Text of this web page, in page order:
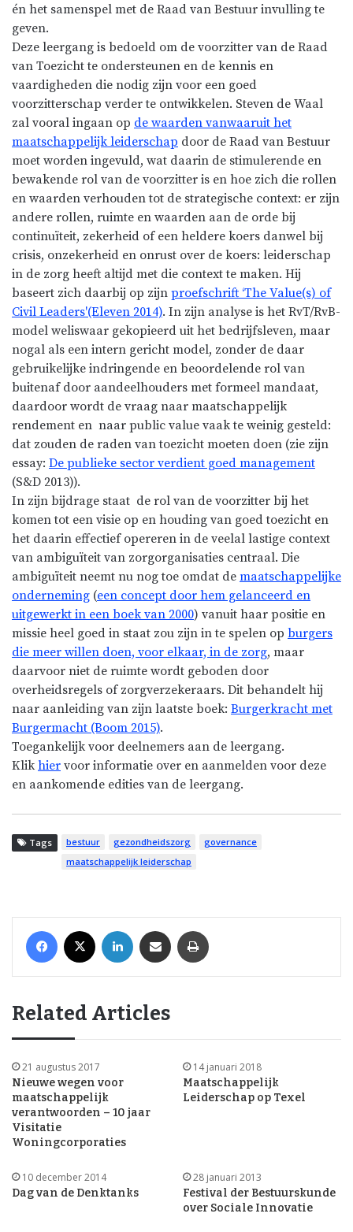
én het samenspel met de Raad van Bestuur invulling te
geven.
Deze leergang is bedoeld om de voorzitter van de Raad
van Toezicht te ondersteunen en de kennis en
vaardigheden die nodig zijn voor een goed
voorzitterschap verder te ontwikkelen. Steven de Waal
zal vooral ingaan op de waarden vanwaaruit het
maatschappelijk leiderschap door de Raad van Bestuur
moet worden ingevuld, wat daarin de stimulerende en
bewakende rol van de voorzitter is en hoe zich die rollen
en waarden verhouden tot de strategische context: er zijn
andere rollen, ruimte en waarden aan de orde bij
continuïteit, zekerheid of een heldere koers danwel bij
crisis, onzekerheid en onrust over de koers: leiderschap
in de zorg heeft altijd met die context te maken. Hij
baseert zich daarbij op zijn proefschrift ‘The Value(s) of
Civil Leaders'(Eleven 2014). In zijn analyse is het RvT/RvB-
model weliswaar gekopieerd uit het bedrijfsleven, maar
nogal als een intern gericht model, zonder de daar
gebruikelijke indringende en beoordelende rol van
buitenaf door aandeelhouders met formeel mandaat,
daardoor wordt de vraag naar maatschappelijk
rendement en naar public value vaak te weinig gesteld:
dat zouden de raden van toezicht moeten doen (zie zijn
essay: De publieke sector verdient goed management
(S&D 2013)).
In zijn bijdrage staat de rol van de voorzitter bij het
komen tot een visie op en houding van goed toezicht en
het daarin effectief opereren in de veelal lastige context
van ambiguïteit van zorgorganisaties centraal. Die
ambiguïteit neemt nu nog toe omdat de maatschappelijke
onderneming (een concept door hem gelanceerd en
uitgewerkt in een boek van 2000) vanuit haar positie en
missie heel goed in staat zou zijn in te spelen op burgers
die meer willen doen, voor elkaar, in de zorg, maar
daarvoor niet de ruimte wordt geboden door
overheidsregels of zorgverzekeraars. Dit behandelt hij
naar aanleiding van zijn laatste boek: Burgerkracht met
Burgermacht (Boom 2015).
Toegankelijk voor deelnemers aan de leergang.
Klik hier voor informatie over en aanmelden voor deze
en aankomende edities van de leergang.
Tags bestuur gezondheidszorg
governance
maatschappelijk leiderschap
Related Articles
21 augustus 2017
Nieuwe wegen voor
maatschappelijk
verantwoorden – 10 jaar
Visitatie
Woningcorporaties
14 januari 2018
Maatschappelijk
Leiderschap op Texel
10 december 2014
Dag van de Denktanks
28 januari 2013
Festival der Bestuurskunde
over Sociale Innovatie